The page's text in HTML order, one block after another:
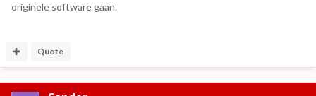
originele software gaan.
Quote